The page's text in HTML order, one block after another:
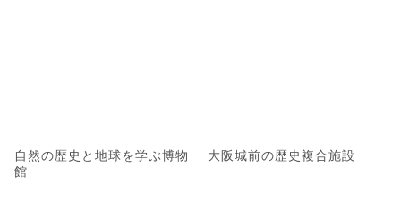
自然の歴史と地球を学ぶ博物
館
大阪城前の歴史複合施設